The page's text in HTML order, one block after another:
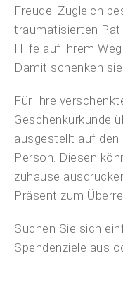
Freude. Zugleich
traumatisierten
Hilfe auf ihrem
Damit schenken
Für Ihre
Geschenkurkunde
ausgestellt auf den
Person. Diesen
zuhause
Präsent zum
Suchen Sie sich
Spendenziele aus